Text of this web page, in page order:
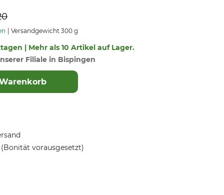
Versandgewicht 300 g
| Mehr als 10 Artikel auf Lager.
Filiale in Bispingen
vorausgesetzt)